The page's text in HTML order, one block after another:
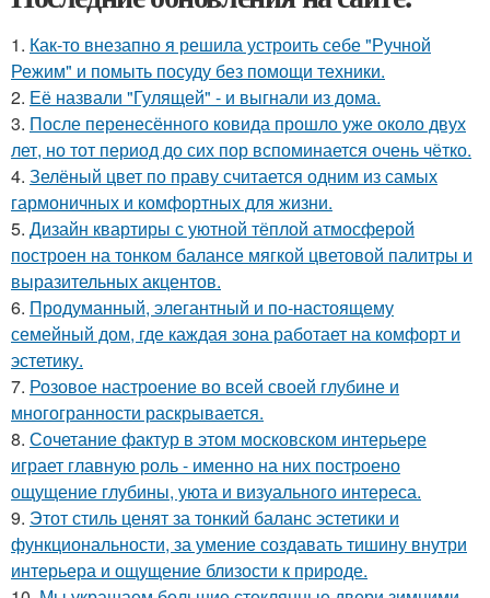
1. Как-то внезапно я решила устроить себе "Ручной
Режим" и помыть посуду без помощи техники.
2. Её назвали "Гулящей" - и выгнали из дома.
3. После перенесённого ковида прошло уже около двух
лет, но тот период до сих пор вспоминается очень чётко.
4. Зелёный цвет по праву считается одним из самых
гармоничных и комфортных для жизни.
5. Дизайн квартиры с уютной тёплой атмосферой
построен на тонком балансе мягкой цветовой палитры и
выразительных акцентов.
6. Продуманный, элегантный и по-настоящему
семейный дом, где каждая зона работает на комфорт и
эстетику.
7. Розовое настроение во всей своей глубине и
многогранности раскрывается.
8. Сочетание фактур в этом московском интерьере
играет главную роль - именно на них построено
ощущение глубины, уюта и визуального интереса.
9. Этот стиль ценят за тонкий баланс эстетики и
функциональности, за умение создавать тишину внутри
интерьера и ощущение близости к природе.